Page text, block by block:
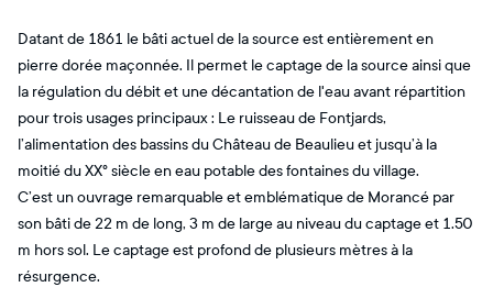
Datant de 1861 le bâti actuel de la source est entièrement en
pierre dorée maçonnée. Il permet le captage de la source ainsi que
la régulation du débit et une décantation de l'eau avant répartition
pour trois usages principaux : Le ruisseau de Fontjards,
l’alimentation des bassins du Château de Beaulieu et jusqu’à la
moitié du XX° siècle en eau potable des fontaines du village.
C’est un ouvrage remarquable et emblématique de Morancé par
son bâti de 22 m de long, 3 m de large au niveau du captage et 1.50
m hors sol. Le captage est profond de plusieurs mètres à la
résurgence.